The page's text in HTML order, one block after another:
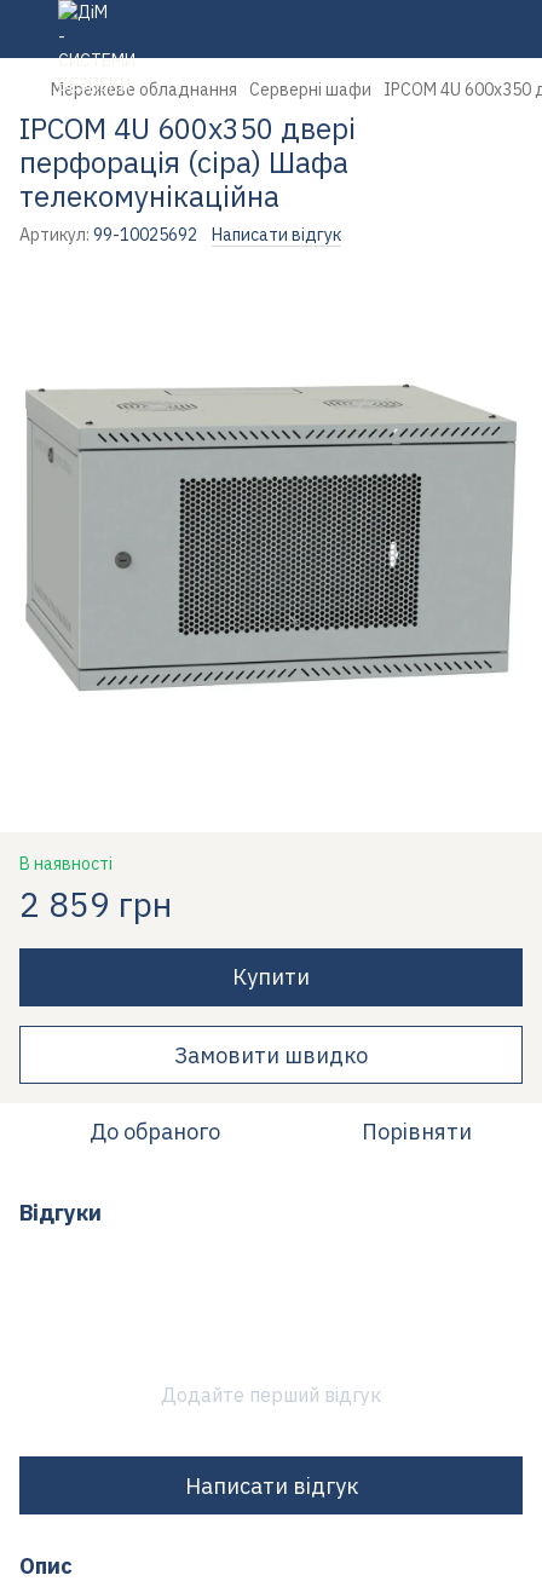
Мережеве обладнання Серверні шафи IPCOM 4U 600x350
IPCOM 4U 600x350 двері
перфорація (сіра) Шафа
телекомунікаційна
Артикул: 99-10025692 Написати відгук
В наявності
2 859 грн
Купити
Замовити швидко
До обраного Порівняти
Відгуки
Додайте перший відгук
Написати відгук
Опис